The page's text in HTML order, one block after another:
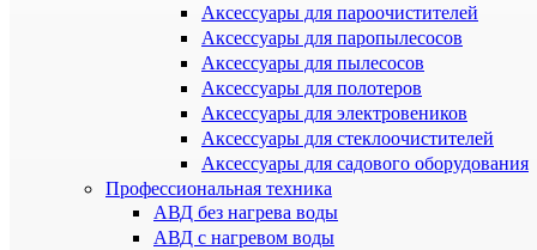
Аксессуары для пароочистителей
Аксессуары для паропылесосов
Аксессуары для пылесосов
Аксессуары для полотеров
Аксессуары для электровеников
Аксессуары для стеклоочистителей
Аксессуары для садового оборудования
Профессиональная техника
АВД без нагрева воды
АВД с нагревом воды